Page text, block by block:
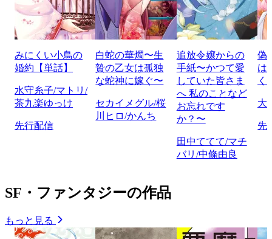
みにくい小鳥の
婚約【単話】
水守糸子/マトリ/
茶九楽ゆっけ
先行配信
白蛇の華燭〜生
贄の乙女は孤独
な蛇神に嫁ぐ〜
セカイメグル/桜
川ヒロ/かんち
追放令嬢からの
手紙〜かつて愛
していた皆さま
へ 私のことなど
お忘れです
か？〜
田中ててて/マチ
バリ/中條由良
偽
は
く
大
先
SF・ファンタジーの作品
もっと見る